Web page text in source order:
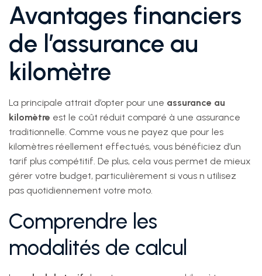
Avantages financiers
de l’assurance au
kilomètre
La principale attrait d’opter pour une assurance au
kilomètre est le coût réduit comparé à une assurance
traditionnelle. Comme vous ne payez que pour les
kilomètres réellement effectués, vous bénéficiez d’un
tarif plus compétitif. De plus, cela vous permet de mieux
gérer votre budget, particulièrement si vous n utilisez
pas quotidiennement votre moto.
Comprendre les
modalités de calcul